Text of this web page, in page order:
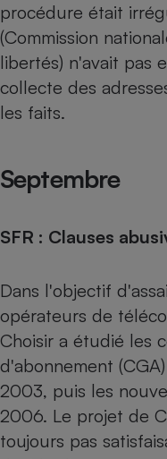
procédure était
(Commission
libertés) n'avait pas
collecte des
les faits.
Septembre
SFR : Clauses
Dans l'objectif
opérateurs de
Choisir a étudié les
d'abonnement
2003, puis les
2006. Le projet de
toujours pas